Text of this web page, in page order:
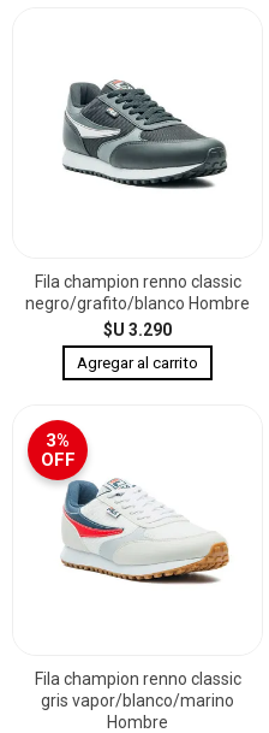
Fila champion renno classic
negro/grafito/blanco Hombre
$U 3.290
3%
OFF
Fila champion renno classic
gris vapor/blanco/marino
Hombre